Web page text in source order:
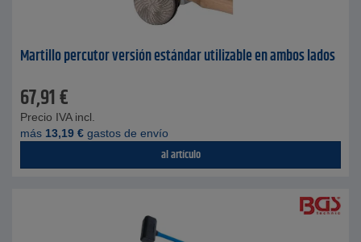
Martillo percutor versión estándar utilizable en ambos lados
67,91€
Precio IVA incl.
más 13,19 € gastos de envío
al artículo